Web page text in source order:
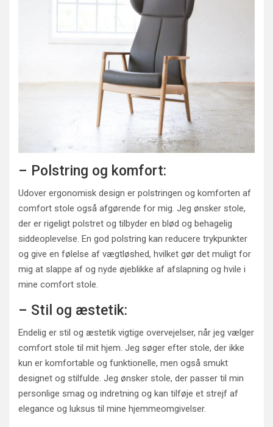
– Polstring og komfort:
Udover ergonomisk design er polstringen og komforten af
comfort stole også afgørende for mig. Jeg ønsker stole,
der er rigeligt polstret og tilbyder en blød og behagelig
siddeoplevelse. En god polstring kan reducere trykpunkter
og give en følelse af vægtløshed, hvilket gør det muligt for
mig at slappe af og nyde øjeblikke af afslapning og hvile i
mine comfort stole.
– Stil og æstetik:
Endelig er stil og æstetik vigtige overvejelser, når jeg vælger
comfort stole til mit hjem. Jeg søger efter stole, der ikke
kun er komfortable og funktionelle, men også smukt
designet og stilfulde. Jeg ønsker stole, der passer til min
personlige smag og indretning og kan tilføje et strejf af
elegance og luksus til mine hjemmeomgivelser.